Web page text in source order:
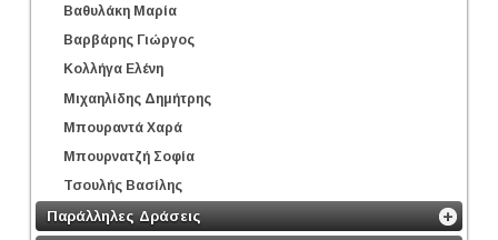
Βαθυλάκη Μαρία
Βαρβάρης Γιώργος
Κολλήγα Ελένη
Μιχαηλίδης Δημήτρης
Μπουραντά Χαρά
Μπουρνατζή Σοφία
Τσουλής Βασίλης
Παράλληλες Δράσεις